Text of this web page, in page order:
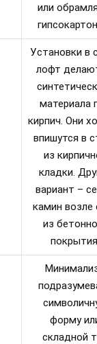
или
Установки в
лофт
материала
кирпич. Они
впишутся в
из
кладки.
вариант –
камин возле
из
форму
складной